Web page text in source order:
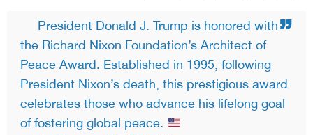
President Donald J. Trump is honored with
the Richard Nixon Foundation’s Architect of
Peace Award. Established in 1995, following
President Nixon’s death, this prestigious award
celebrates those who advance his lifelong goal
of fostering global peace.